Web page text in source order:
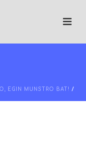
EGIN MUNSTRO BAT! /